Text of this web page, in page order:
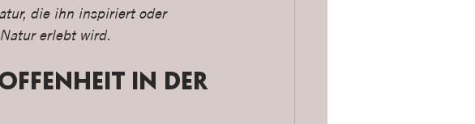
die ihn inspiriert oder
erlebt wird.
in der